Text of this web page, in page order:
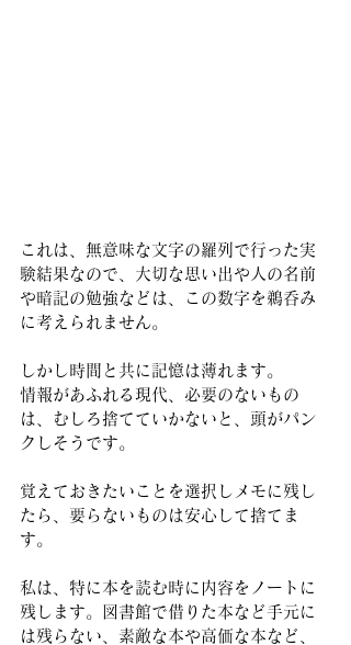
これは、無意味な文字の羅列で行った実
験結果なので、大切な思い出や人の名前
や暗記の勉強などは、この数字を鵜呑み
に考えられません。
しかし時間と共に記憶は薄れます。
情報があふれる現代、必要のないもの
は、むしろ捨てていかないと、頭がパン
クしそうです。
覚えておきたいことを選択しメモに残し
たら、要らないものは安心して捨てま
す。
私は、特に本を読む時に内容をノートに
残します。図書館で借りた本など手元に
は残らない、素敵な本や高価な本など、